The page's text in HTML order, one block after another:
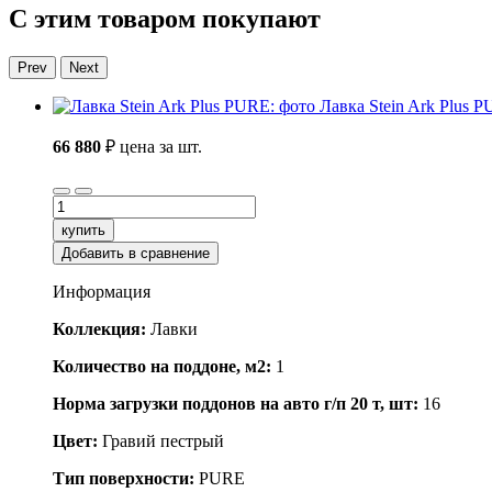
С этим товаром покупают
Prev Next
Лавка Stein Ark Plus
66 880 ₽ цена за шт.
купить
Добавить в сравнение
Информация
Коллекция: Лавки
Количество на поддоне, м2: 1
Норма загрузки поддонов на авто г/п 20 т, шт: 16
Цвет: Гравий пестрый
Тип поверхности: PURE